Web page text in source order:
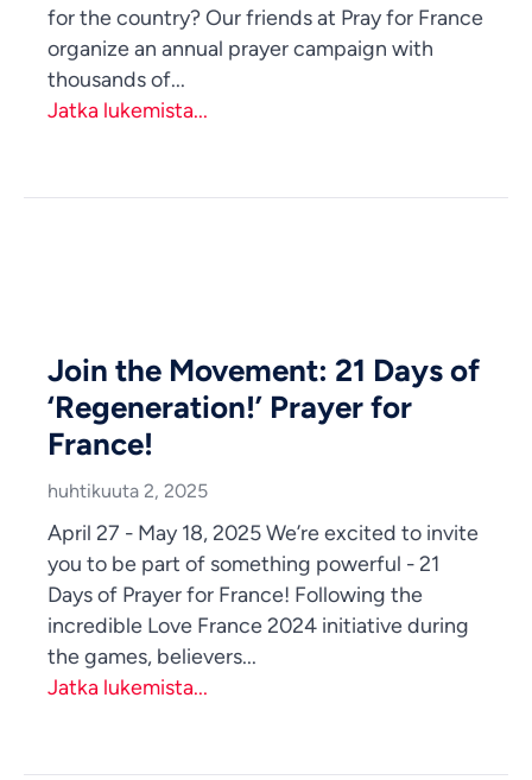
for the country? Our friends at Pray for France
organize an annual prayer campaign with
thousands of...
Jatka lukemista...
Join the Movement: 21 Days of
‘Regeneration!’ Prayer for
France!
huhtikuuta 2, 2025
April 27 - May 18, 2025 We’re excited to invite
you to be part of something powerful - 21
Days of Prayer for France! Following the
incredible Love France 2024 initiative during
the games, believers...
Jatka lukemista...